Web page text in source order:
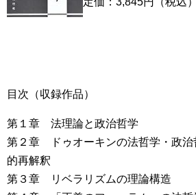
目次（収録作品）
第１章 法理論と政治哲学
第２章 ドゥオーキンの法哲学・政治
的再解釈
第３章 リベラリズムの理論構造